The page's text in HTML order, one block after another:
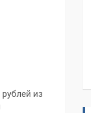
из